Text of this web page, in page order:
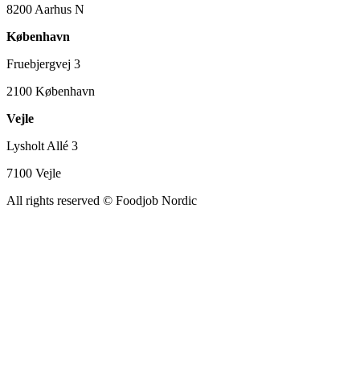
8200 Aarhus N
København
Fruebjergvej 3
2100 København
Vejle
Lysholt Allé 3
7100 Vejle
All rights reserved © Foodjob Nordic